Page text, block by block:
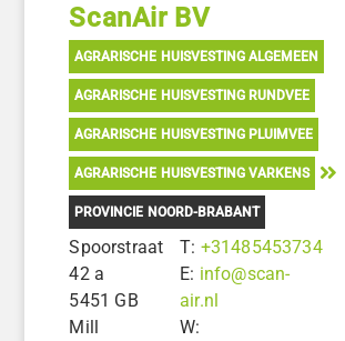
ScanAir BV
AGRARISCHE HUISVESTING ALGEMEEN
AGRARISCHE HUISVESTING RUNDVEE
AGRARISCHE HUISVESTING PLUIMVEE
AGRARISCHE HUISVESTING VARKENS
PROVINCIE NOORD-BRABANT
Spoorstraat
42 a
5451 GB
Mill
T: +31485453734
E: info@scan-
air.nl
W: